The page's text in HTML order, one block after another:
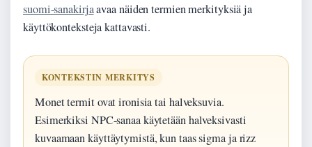
suomi-sanakirjaavaa näiden termien merkityksiä ja
käyttökonteksteja kattavasti.
KONTEKSTIN MERKITYS
Monet termit ovat ironisia tai halveksuvia.
Esimerkiksi NPC-sanaa käytetään halveksivasti
kuvaamaan käyttäytymistä, kun taas sigma ja rizz